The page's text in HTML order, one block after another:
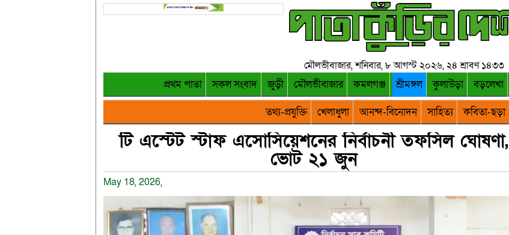
মৌলভীবাজার, শনিবার, ৮ আগস্ট ২০২৬, ২৪ শ্রাবণ ১৪৩৩
প্রথম পাতা সকল সংবাদ জুড়ী মৌলভীবাজার কমলগঞ্জ শ্রীমঙ্গল কুলাউড়া বড়লেখা
তথ্য-প্রযুক্তি
খেলাধুলা আনন্দ-বিনোদন সাহিত্য কবিতা-ছড়া
টি এস্টেট স্টাফ এসোসিয়েশনের নির্বাচনী তফসিল ঘোষণা,
ভোট ২১ জুন
May 18, 2026,